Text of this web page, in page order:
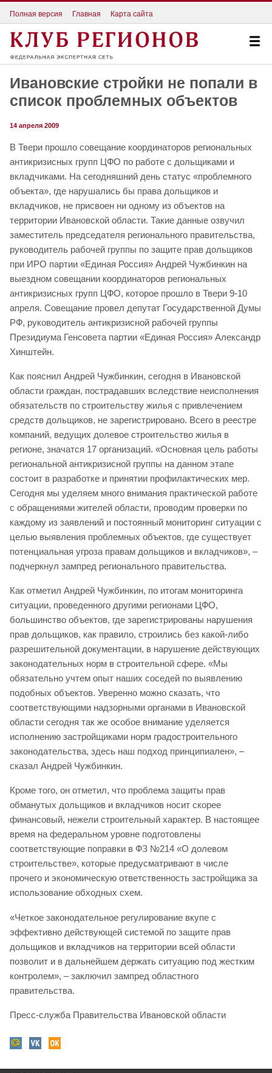
Полная версия Главная Карта сайта
Ивановские стройки не попали в
список проблемных объектов
14 апреля 2009
В Твери прошло совещание координаторов региональных
антикризисных групп ЦФО по работе с дольщиками и
вкладчиками. На сегодняшний день статус «проблемного
объекта», где нарушались бы права дольщиков и
вкладчиков, не присвоен ни одному из объектов на
территории Ивановской области. Такие данные озвучил
заместитель председателя регионального правительства,
руководитель рабочей группы по защите прав дольщиков
при ИРО партии «Единая Россия» Андрей Чужбинкин на
выездном совещании координаторов региональных
антикризисных групп ЦФО, которое прошло в Твери 9-10
апреля. Совещание провел депутат Государственной Думы
РФ, руководитель антикризисной рабочей группы
Президиума Генсовета партии «Единая Россия» Александр
Хинштейн.
Как пояснил Андрей Чужбинкин, сегодня в Ивановской
области граждан, пострадавших вследствие неисполнения
обязательств по строительству жилья с привлечением
средств дольщиков, не зарегистрировано. Всего в реестре
компаний, ведущих долевое строительство жилья в
регионе, значатся 17 организаций. «Основная цель работы
региональной антикризисной группы на данном этапе
состоит в разработке и принятии профилактических мер.
Сегодня мы уделяем много внимания практической работе
с обращениями жителей области, проводим проверки по
каждому из заявлений и постоянный мониторинг ситуации с
целью выявления проблемных объектов, где существует
потенциальная угроза правам дольщиков и вкладчиков», –
подчеркнул зампред регионального правительства.
Как отметил Андрей Чужбинкин, по итогам мониторинга
ситуации, проведенного другими регионами ЦФО,
большинство объектов, где зарегистрированы нарушения
прав дольщиков, как правило, строились без какой-либо
разрешительной документации, в нарушение действующих
законодательных норм в строительной сфере. «Мы
обязательно учтем опыт наших соседей по выявлению
подобных объектов. Уверенно можно сказать, что
соответствующими надзорными органами в Ивановской
области сегодня так же особое внимание уделяется
исполнению застройщиками норм градостроительного
законодательства, здесь наш подход принципиален», –
сказал Андрей Чужбинкин.
Кроме того, он отметил, что проблема защиты прав
обманутых дольщиков и вкладчиков носит скорее
финансовый, нежели строительный характер. В настоящее
время на федеральном уровне подготовлены
соответствующие поправки в ФЗ №214 «О долевом
строительстве», которые предусматривают в числе
прочего и экономическую ответственность застройщика за
использование обходных схем.
«Четкое законодательное регулирование вкупе с
эффективно действующей системой по защите прав
дольщиков и вкладчиков на территории всей области
позволит и в дальнейшем держать ситуацию под жестким
контролем», – заключил зампред областного
правительства.
Пресс-служба Правительства Ивановской области